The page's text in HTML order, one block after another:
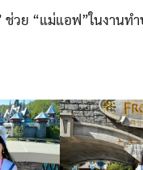
ช่วย “แม่แอฟ”ในงานท